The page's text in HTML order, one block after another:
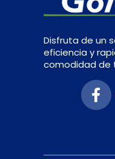
Disfruta de un
eficiencia y
comodidad de